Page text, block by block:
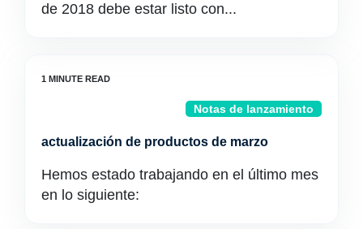
de 2018 debe estar listo con...
Notas de lanzamiento
actualización de productos de marzo
Hemos estado trabajando en el último mes
en lo siguiente: